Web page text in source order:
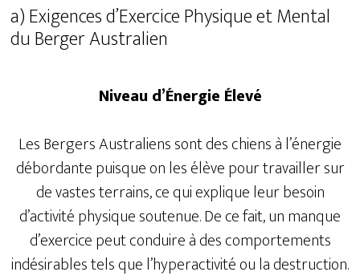
a) Exigences d’Exercice Physique et Mental
du Berger Australien
Niveau d’Énergie Élevé
Les Bergers Australiens sont des chiens à l’énergie
débordante puisque on les élève pour travailler sur
de vastes terrains, ce qui explique leur besoin
d’activité physique soutenue. De ce fait, un manque
d’exercice peut conduire à des comportements
indésirables tels que l’hyperactivité ou la destruction.